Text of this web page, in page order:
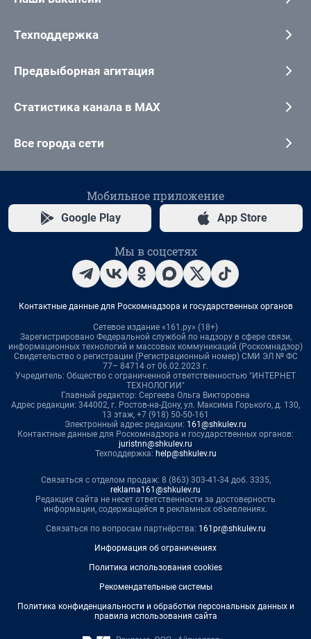
Техподдержка
Предвыборная агитация
Статистика канала в MAX
Все города сети
Мобильное приложение
Google Play App Store
Мы в соцсетях
Контактные данные для Роскомнадзора и государственных органов
Сетевое издание «161.ру» (18+)
Зарегистрировано Федеральной службой по надзору в сфере связи,
информационных технологий и массовых коммуникаций (Роскомнадзор)
Свидетельство о регистрации (Регистрационный номер) СМИ ЭЛ № ФС
77– 84714 от 06.02.2023 г.
Учредитель: Общество с ограниченной ответственностью "ИНТЕРНЕТ
ТЕХНОЛОГИИ"
Главный редактор: Сергеева Ольга Викторовна
Адрес редакции: 344002, г. Ростов-на-Дону, ул. Максима Горького, д. 130,
13 этаж, +7 (918) 50-50-161
Электронный адрес редакции: 161@shkulev.ru
Контактные данные для Роскомнадзора и государственных органов:
juristnn@shkulev.ru
Техподдержка: help@shkulev.ru
Связаться с отделом продаж: 8 (863) 303-41-34 доб. 3335,
reklama161@shkulev.ru
Редакция сайта не несет ответственности за достоверность
информации, содержащейся в рекламных объявлениях.
Связаться по вопросам партнёрства: 161pr@shkulev.ru
Информация об ограничениях
Политика использования cookies
Рекомендательные системы
Политика конфиденциальности и обработки персональных данных и
правила использования сайта